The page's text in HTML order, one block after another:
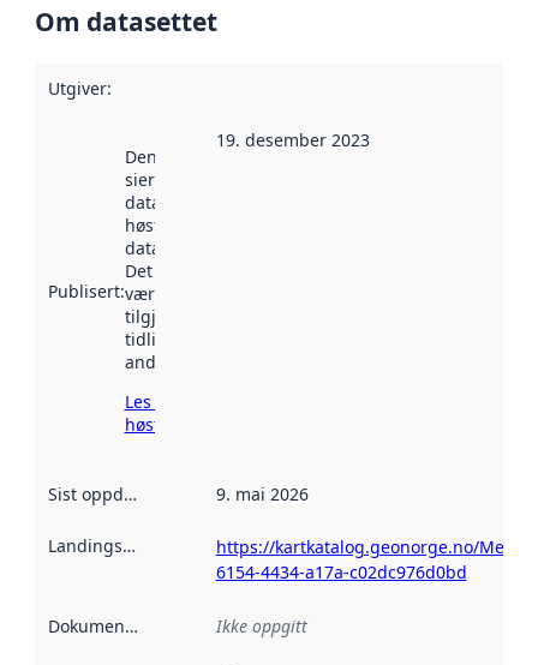
Om datasettet
Utgiver:
Publisert:
Denne datoen
sier når
datasettet ble
høstet av
data.norge.no.
Det kan ha
vært
tilgjengelig
tidligere
andre steder.
Les mer om
høsting her
19. desember 2023
Sist oppdatert 9. mai 2026
Landingsside
https://kartkatalog.geonorge.no/
6154-4434-a17a-c02dc976d0bd
Dokumentasjon Ikke oppgitt